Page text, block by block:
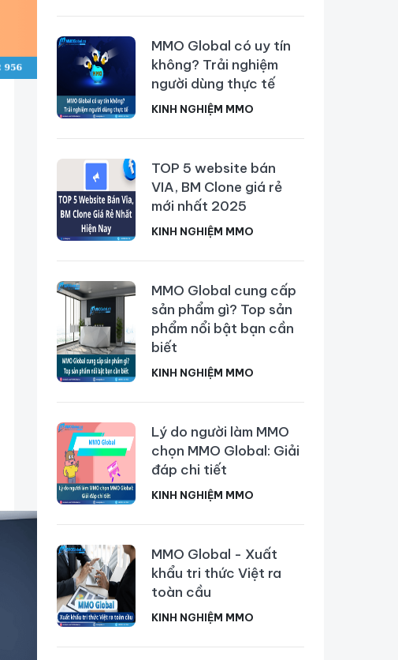
MMO Global có uy tín
không? Trải nghiệm
người dùng thực tế
KINH NGHIỆM MMO
TOP 5 website bán
VIA, BM Clone giá rẻ
mới nhất 2025
KINH NGHIỆM MMO
MMO Global cung cấp
sản phẩm gì? Top sản
phẩm nổi bật bạn cần
biết
KINH NGHIỆM MMO
Lý do người làm MMO
chọn MMO Global: Giải
đáp chi tiết
KINH NGHIỆM MMO
MMO Global - Xuất
khẩu tri thức Việt ra
toàn cầu
KINH NGHIỆM MMO